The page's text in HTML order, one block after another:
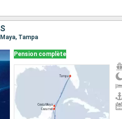
Tampa
Pension complète